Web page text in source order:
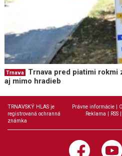
Trnava
Trnava pred piatimi rokmi
aj mimo hradieb
TRNAVSKÝ HLAS je
registrovaná ochranná
známka
Právne informácie
Reklama
RSS